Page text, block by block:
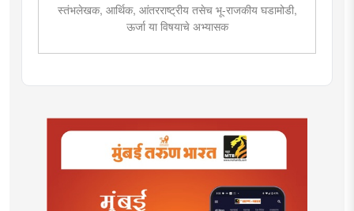
स्तंभलेखक, आर्थिक, आंतरराष्ट्रीय तसेच भू-राजकीय घडामोडी,
ऊर्जा या विषयाचे अभ्यासक